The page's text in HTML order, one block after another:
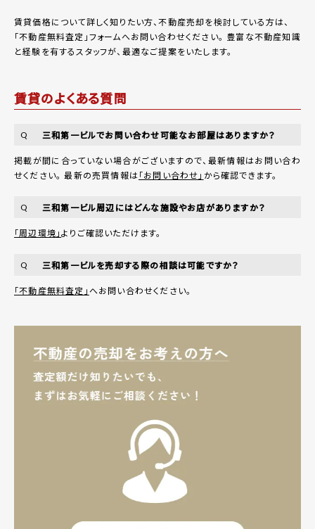
賃貸価格について詳しく知りたい方、不動産売却を検討している方は、
「不動産無料査定 」フォームへお問い合わせください。 豊富な不動産知識
と経験を有するスタッフが、最適なご提案をいたします。
賃貸のよくある質問
Q 三和第一ビルでお問い合わせ可能なお部屋はありますか？
掲載が間に合っていない場合がございますので、最新情報はお問い合わ
せください。 最新の売買情報は「お問い合わせ」 から確認できます。
Q 三和第一ビル周辺にはどんな施設やお店がありますか？
「周辺環境」よりご確認いただけます。
Q 三和第一ビルを売却する際の相談は可能ですか？
「不動産無料査定」へお問い合わせください。